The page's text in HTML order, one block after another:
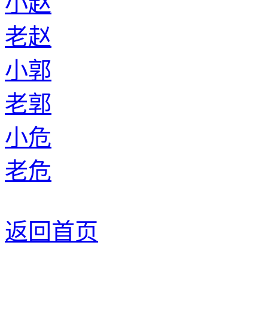
老赵
小郭
老郭
小危
老危
返回首页